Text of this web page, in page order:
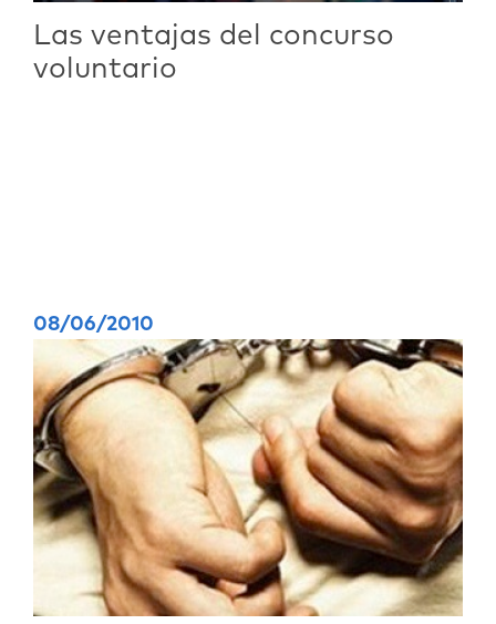
Las ventajas del concurso
voluntario
08/06/2010